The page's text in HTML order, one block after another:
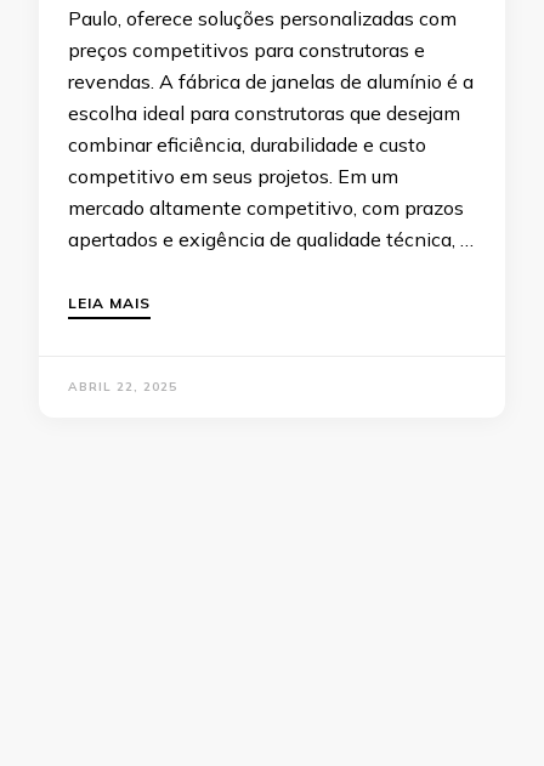
Paulo, oferece soluções personalizadas com
preços competitivos para construtoras e
revendas. A fábrica de janelas de alumínio é a
escolha ideal para construtoras que desejam
combinar eficiência, durabilidade e custo
competitivo em seus projetos. Em um
mercado altamente competitivo, com prazos
apertados e exigência de qualidade técnica, …
LEIA MAIS
ABRIL 22, 2025